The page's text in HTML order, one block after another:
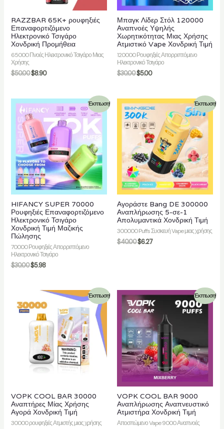
RAZZBAR 65K+ ρουφηξιές
Επαναφορτιζόμενο
Ηλεκτρονικό Τσιγάρο
Χονδρική Προμήθεια
65000 Πνοές Ηλεκτρονικό Τσιγάρο Μιας
Χρήσης
$50.00$8.90
Μπαγκ Λίδερ Στόλ 120000
Αναπνοές Υψηλής
Χωρητικότητας Μιας Χρήσης
Ατμιστικό Vape Χονδρική Τιμή
120000 Ρουφηξιές Απορριπτόμενο
Ηλεκτρονικό Τσιγάρο
$30.00$5.00
Έκπτωση!
HIFANCY SUPER 70000
Ρουφηξιές Επαναφορτιζόμενο
Ηλεκτρονικό Τσιγάρο
Χονδρική Τιμή Μαζικής
Πώλησης
70000 Ρουφηξιές Απορριπτόμενο
Ηλεκτρονικό Τσιγάρο
$30.00$5.98
Έκπτωση!
Αγοράστε Bang DE 300000
Αναπλήρωσης 5-σε-1
Απολυμαντικά Χονδρική Τιμή
300000 Puffs Συσκευή Vape μιας χρήσης
$40.00$6.27
Έκπτωση!
VOPK COOL BAR 30000
Αναπτήρες Μίας Χρήσης
Αγορά Χονδρική Τιμή
30000 ρουφηξιές Ατμιστής μιας χρήσης
Έκπτωση!
VOPK COOL BAR 9000
Αναπλήρωσης Αναπνευστικό
Ατμιστήρα Χονδρική Τιμή
Αποσπώμενο Vape 9000 Αναπνοές